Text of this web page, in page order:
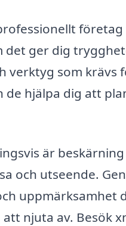
det ger dig
verktyg som krävs
de hjälpa dig att
är
och utseende.
uppmärksamhet
njuta av. Besök